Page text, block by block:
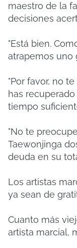
maestro de la
decisiones
"Está bien.
atrapemos uno
"Por favor, no
has
tiempo
"No te
Taewonjinga
deuda en su
Los artistas
ya sean de
Cuanto más
artista marcial,